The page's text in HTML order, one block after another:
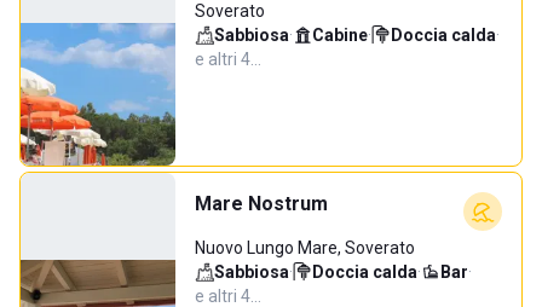
Soverato
Sabbiosa· Cabine· Doccia calda·
e altri 4…
Mare Nostrum
Nuovo Lungo Mare, Soverato
Sabbiosa· Doccia calda· Bar·
e altri 4…